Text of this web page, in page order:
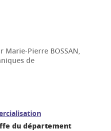
Pierre BOSSAN,
de
du département